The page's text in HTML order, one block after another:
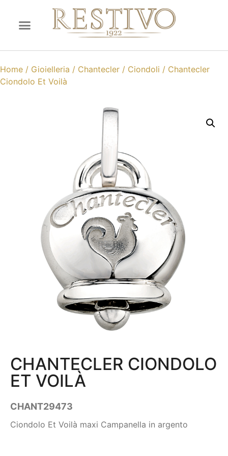
Home / Gioielleria / Chantecler / Ciondoli / Chantecler
Ciondolo Et Voilà
CHANTECLER CIONDOLO
ET VOILÀ
CHANT29473
Ciondolo Et Voilà maxi Campanella in argento